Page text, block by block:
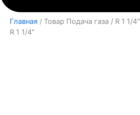
Главная / Товар Подача газа / R 1 1/4"
R 1 1/4"